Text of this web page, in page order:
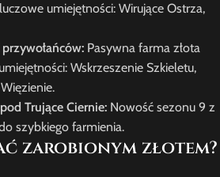
umiejętności: Wirujące Ostrza,
Pasywna farma złota
Wskrzeszenie Szkieletu,
Trujące Ciernie: Nowość sezonu 9 z
szybkiego farmienia.
zarobionym złotem?